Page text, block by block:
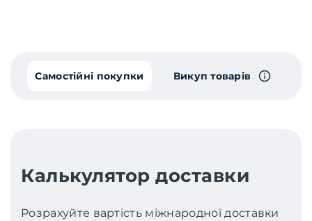
Самостійні покупки Викуп товарів
Калькулятор доставки
Розрахуйте вартість міжнародної доставки